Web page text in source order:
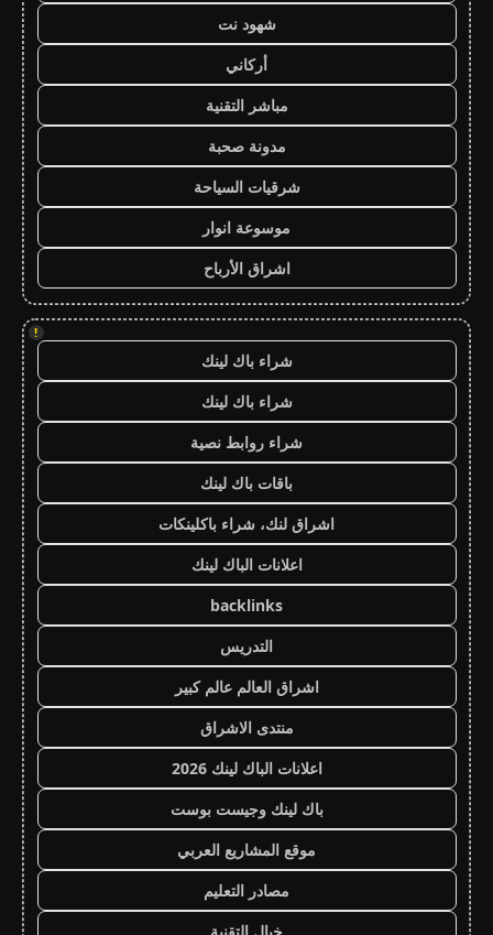
شهود نت
أركاني
مباشر التقنية
مدونة صحبة
شرقيات السياحة
موسوعة انوار
اشراق الأرباح
!
شراء باك لينك
شراء باك لينك
شراء روابط نصية
باقات باك لينك
اشراق لنك، شراء باكلينكات
اعلانات الباك لينك
backlinks
التدريس
اشراق العالم عالم كبير
منتدى الاشراق
اعلانات الباك لينك 2026
باك لينك وجيست بوست
موقع المشاريع العربي
مصادر التعليم
خيال التقنية